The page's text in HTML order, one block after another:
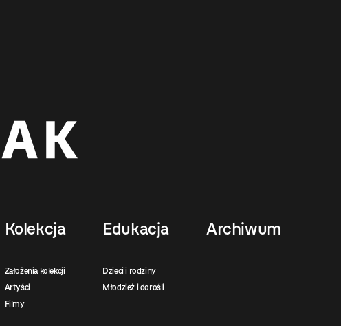
Kolekcja
Założenia kolekcji
Artyści
Filmy
Edukacja
Dzieci i rodziny
Młodzież i dorośli
Archiwum